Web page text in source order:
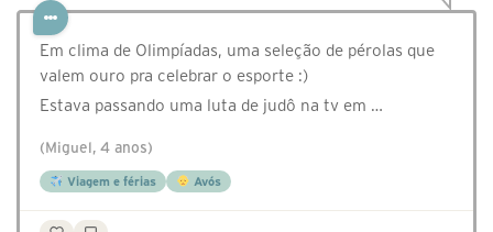
Em clima de Olimpíadas, uma seleção de pérolas que
valem ouro pra celebrar o esporte :)
Estava passando uma luta de judô na tv em …
(Miguel, 4 anos)
Viagem e férias Avós